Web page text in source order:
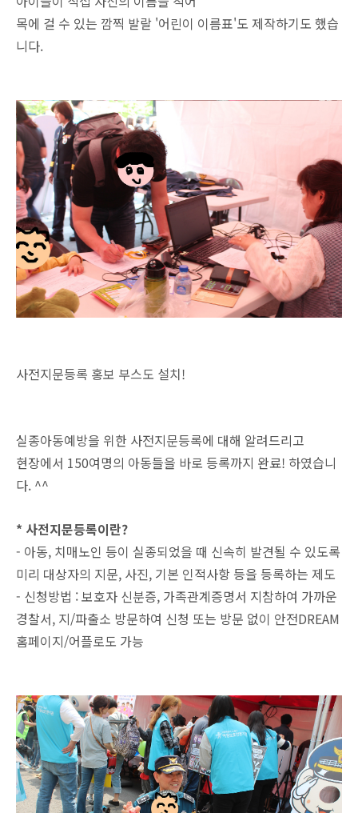
목에 걸 수 있는 깜찍 발랄 '어린이 이름표'도 제작하기도 했습
니다.
사전지문등록 홍보 부스도 설치!
실종아동예방을 위한 사전지문등록에 대해 알려드리고
현장에서 150여명의 아동들을 바로 등록까지 완료! 하였습니
다. ^^
* 사전지문등록이란?
- 아동, 치매노인 등이 실종되었을 때 신속히 발견될 수 있도록
미리 대상자의 지문, 사진, 기본 인적사항 등을 등록하는 제도
- 신청방법 : 보호자 신분증, 가족관계증명서 지참하여 가까운
경찰서, 지/파출소 방문하여 신청 또는 방문 없이 안전DREAM
홈페이지/어플로도 가능